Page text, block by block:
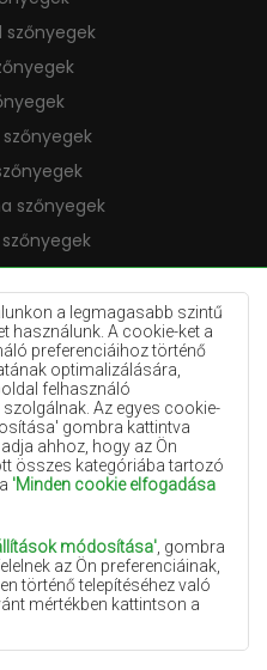
a legmagasabb szintű
használunk. A cookie-ket a
preferenciáihoz történő
optimalizálására,
felhasználó
Az egyes cookie-
gombra kattintva
ahhoz, hogy az Ön
összes kategóriába tartozó
'Minden cookie elfogadása
módosítása' , gombra
az Ön preferenciáinak,
történő telepítéséhez való
mértékben kattintson a
szőnyegek
szőnyegek
szőnyegek
szőnyegek
szőnyegek